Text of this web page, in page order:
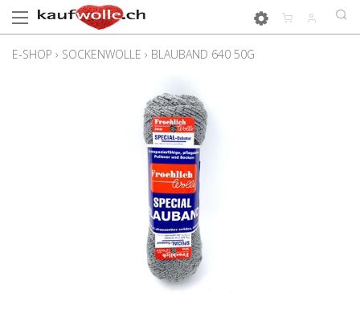
E-SHOP › SOCKENWOLLE › BLAUBAND 640 50G